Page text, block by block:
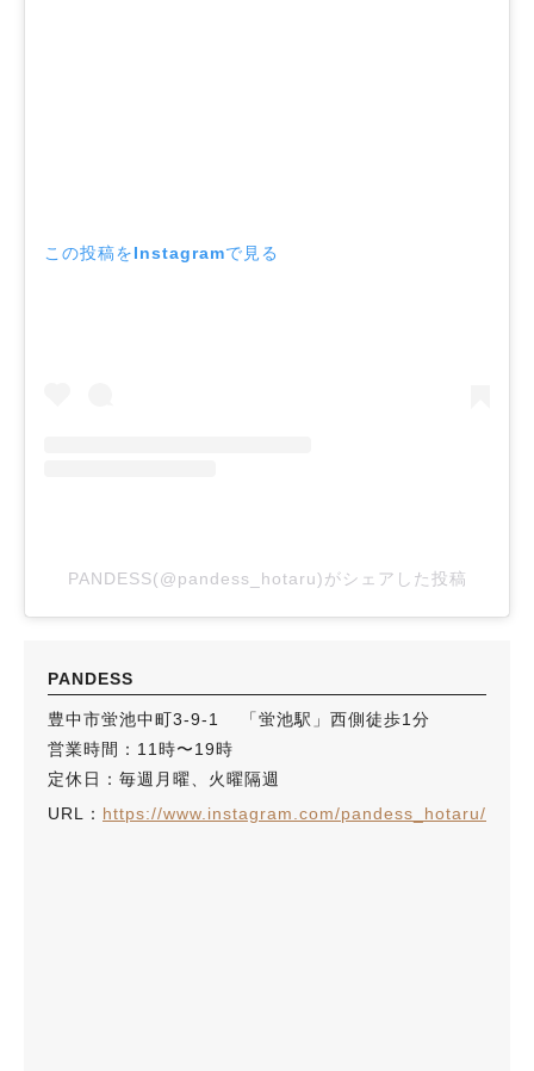
この投稿をInstagramで見る
PANDESS(@pandess_hotaru)がシェアした投稿
PANDESS
豊中市蛍池中町3-9-1⁡⁡⁡ 「蛍池駅」西側徒歩1分
営業時間：11時〜19時
定休日：毎週月曜、火曜隔週
URL： https://www.instagram.com/pandess_hotaru/